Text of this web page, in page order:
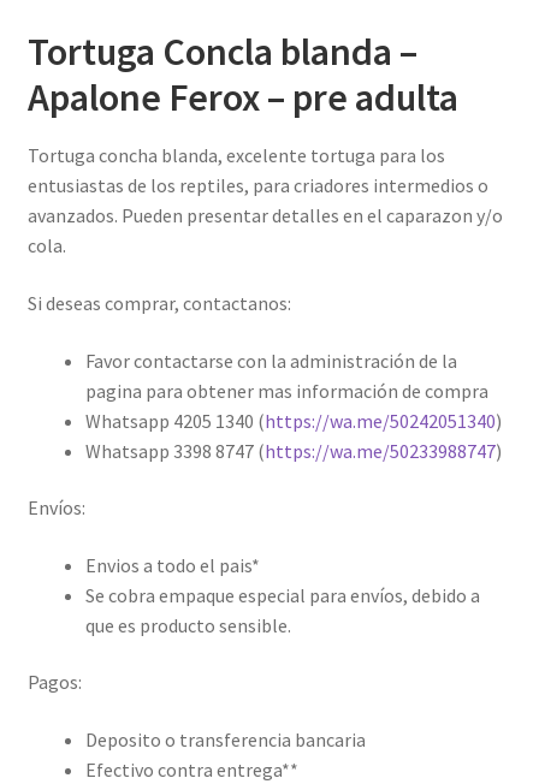
Tortuga Concla blanda –
Apalone Ferox – pre adulta
Tortuga concha blanda, excelente tortuga para los
entusiastas de los reptiles, para criadores intermedios o
avanzados. Pueden presentar detalles en el caparazon y/o
cola.
Si deseas comprar, contactanos:
Favor contactarse con la administración de la
pagina para obtener mas información de compra
Whatsapp 4205 1340 (https://wa.me/50242051340)
Whatsapp 3398 8747 (https://wa.me/50233988747)
Envíos:
Envios a todo el pais*
Se cobra empaque especial para envíos, debido a
que es producto sensible.
Pagos:
Deposito o transferencia bancaria
Efectivo contra entrega**